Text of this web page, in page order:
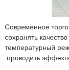
Современное
сохранять
температурный
проводить